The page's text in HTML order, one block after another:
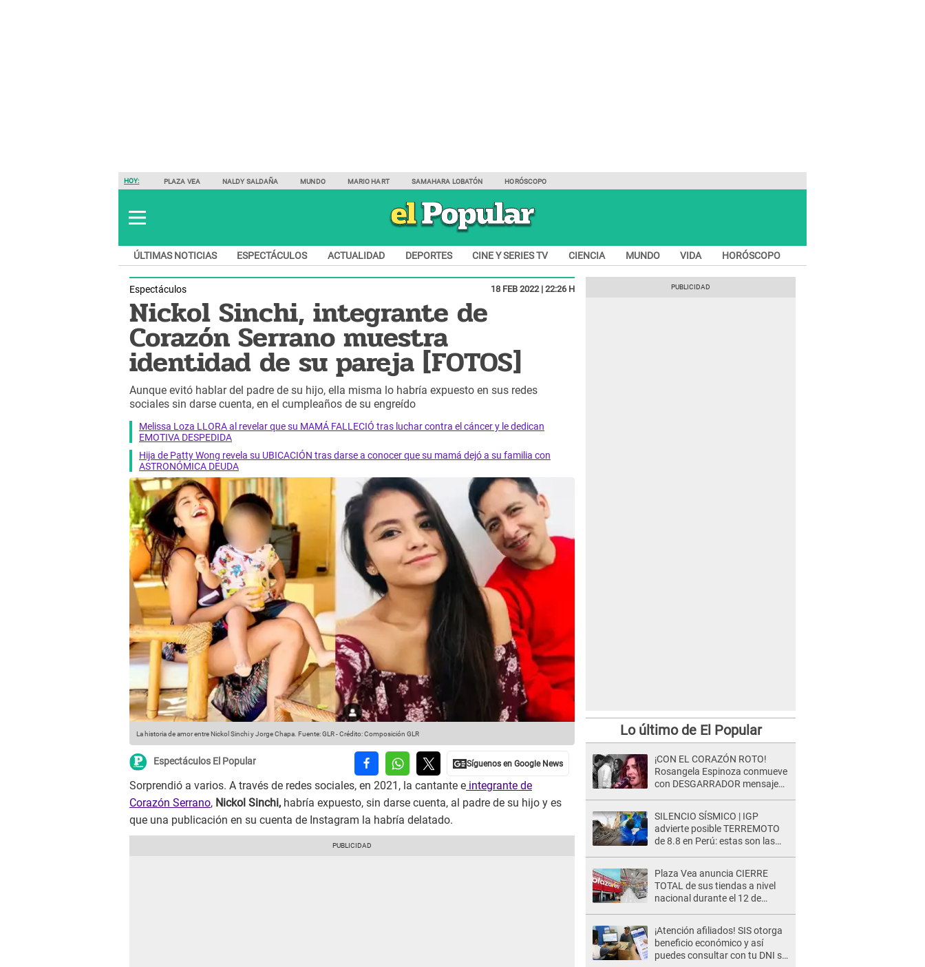
HOY: PLAZA VEA NALDY SALDAÑA MUNDO MARIO HART SAMAHARA LOBATÓN HORÓSCOPO
ÚLTIMAS NOTICIAS ESPECTÁCULOS ACTUALIDAD DEPORTES CINE Y SERIES TV CIENCIA MUNDO VIDA HORÓSCOPO
Espectáculos 18 FEB 2022 | 22:26 H
Nickol Sinchi, integrante de
Corazón Serrano muestra
identidad de su pareja [FOTOS]
Aunque evitó hablar del padre de su hijo, ella misma lo habría expuesto en sus redes
sociales sin darse cuenta, en el cumpleaños de su engreído
Melissa Loza LLORA al revelar que su MAMÁ FALLECIÓ tras luchar contra el cáncer y le dedican
EMOTIVA DESPEDIDA
Hija de Patty Wong revela su UBICACIÓN tras darse a conocer que su mamá dejó a su familia con
ASTRONÓMICA DEUDA
La historia de amor entre Nickol Sinchi y Jorge Chapa. Fuente: GLR-Crédito: Composición GLR
Espectáculos El Popular
Sorprendió a varios. A través de redes sociales, en 2021, la cantante e integrante de
Corazón Serrano, Nickol Sinchi, habría expuesto, sin darse cuenta, al padre de su hijo y es
que una publicación en su cuenta de Instagram la habría delatado.
Lo último de El Popular
¡CON EL CORAZÓN ROTO!
Rosangela Espinoza conmueve
con DESGARRADOR mensaje
SILENCIO SÍSMICO | IGP
advierte posible TERREMOTO
de 8.8 en Perú: estas son las
Plaza Vea anuncia CIERRE
TOTAL de sus tiendas a nivel
nacional durante el 12 de
¡Atención afiliados! SIS otorga
beneficio económico y así
puedes consultar con tu DNI si